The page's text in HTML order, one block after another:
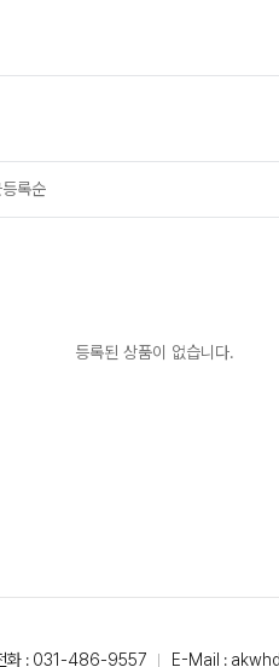
록순
등록된 상품이 없습니다.
화 : 031-486-9557 E-Mail :